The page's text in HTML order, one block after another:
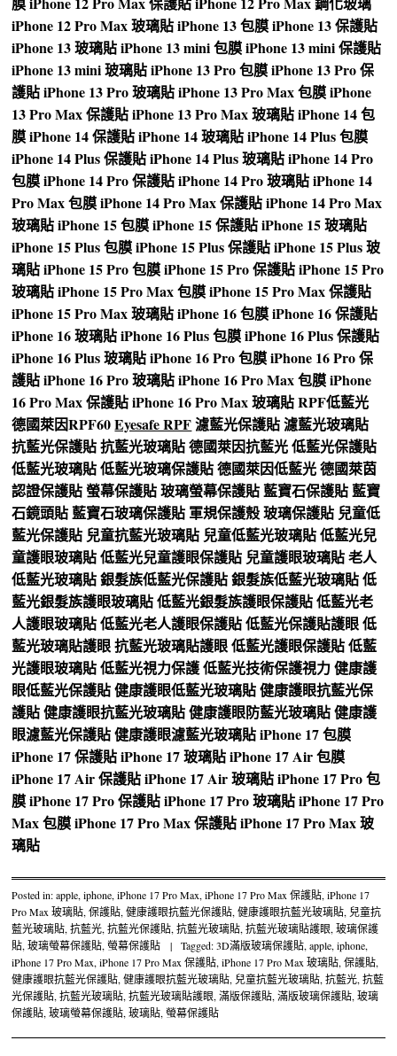
iPhone 12 Pro Max 玻璃貼iPhone 13 包膜iPhone 13 保護貼
iPhone 13 玻璃貼iPhone 13 mini 包膜iPhone 13 mini 保護貼
iPhone 13 mini 玻璃貼iPhone 13 Pro 包膜iPhone 13 Pro 保
護貼iPhone 13 Pro 玻璃貼iPhone 13 Pro Max 包膜iPhone
13 Pro Max 保護貼iPhone 13 Pro Max 玻璃貼iPhone 14 包
膜iPhone 14 保護貼iPhone 14 玻璃貼iPhone 14 Plus 包膜
iPhone 14 Plus 保護貼iPhone 14 Plus 玻璃貼iPhone 14 Pro
包膜iPhone 14 Pro 保護貼iPhone 14 Pro 玻璃貼iPhone 14
Pro Max 包膜iPhone 14 Pro Max 保護貼iPhone 14 Pro Max
玻璃貼iPhone 15 包膜iPhone 15 保護貼iPhone 15 玻璃貼
iPhone 15 Plus 包膜iPhone 15 Plus 保護貼iPhone 15 Plus 玻
璃貼iPhone 15 Pro 包膜iPhone 15 Pro 保護貼iPhone 15 Pro
玻璃貼iPhone 15 Pro Max 包膜iPhone 15 Pro Max 保護貼
iPhone 15 Pro Max 玻璃貼iPhone 16 包膜iPhone 16 保護貼
iPhone 16 玻璃貼iPhone 16 Plus 包膜iPhone 16 Plus 保護貼
iPhone 16 Plus 玻璃貼iPhone 16 Pro 包膜iPhone 16 Pro 保
護貼iPhone 16 Pro 玻璃貼iPhone 16 Pro Max 包膜iPhone
16 Pro Max 保護貼iPhone 16 Pro Max 玻璃貼RPF低藍光
德國萊因RPF60Eyesafe RPF濾藍光保護貼濾藍光玻璃貼
抗藍光保護貼抗藍光玻璃貼德國萊因抗藍光低藍光保護貼
低藍光玻璃貼低藍光玻璃保護貼德國萊因低藍光德國萊茵
認證保護貼螢幕保護貼玻璃螢幕保護貼藍寶石保護貼藍寶
石鏡頭貼藍寶石玻璃保護貼 軍規保護殼玻璃保護貼 兒童低
藍光保護貼 兒童抗藍光玻璃貼 兒童低藍光玻璃貼低藍光兒
童護眼玻璃貼低藍光兒童護眼保護貼 兒童護眼玻璃貼老人
低藍光玻璃貼銀髮族低藍光保護貼銀髮族低藍光玻璃貼低
藍光銀髮族護眼玻璃貼低藍光銀髮族護眼保護貼低藍光老
人護眼玻璃貼低藍光老人護眼保護貼低藍光保護貼護眼低
藍光玻璃貼護眼抗藍光玻璃貼護眼低藍光護眼保護貼低藍
光護眼玻璃貼低藍光視力保護低藍光技術保護視力健康護
眼低藍光保護貼健康護眼低藍光玻璃貼健康護眼抗藍光保
護貼健康護眼抗藍光玻璃貼健康護眼防藍光玻璃貼健康護
眼濾藍光保護貼健康護眼濾藍光玻璃貼iPhone 17 包膜
iPhone 17 保護貼iPhone 17 玻璃貼iPhone 17 Air 包膜
iPhone 17 Air 保護貼iPhone 17 Air 玻璃貼iPhone 17 Pro 包
膜iPhone 17 Pro 保護貼iPhone 17 Pro 玻璃貼iPhone 17 Pro
Max 包膜iPhone 17 Pro Max 保護貼iPhone 17 Pro Max 玻
璃貼
Posted in:apple,iphone,iPhone 17 Pro Max,iPhone 17 Pro Max 保護貼,iPhone 17
Pro Max 玻璃貼,保護貼,健康護眼抗藍光保護貼,健康護眼抗藍光玻璃貼, 兒童抗
藍光玻璃貼,抗藍光,抗藍光保護貼,抗藍光玻璃貼,抗藍光玻璃貼護眼,玻璃保護
貼,玻璃螢幕保護貼,螢幕保護貼 | Tagged:3D滿版玻璃保護貼,apple,iphone,
iPhone 17 Pro Max,iPhone 17 Pro Max 保護貼,iPhone 17 Pro Max 玻璃貼,保護貼,
健康護眼抗藍光保護貼,健康護眼抗藍光玻璃貼, 兒童抗藍光玻璃貼,抗藍光,抗藍
光保護貼,抗藍光玻璃貼,抗藍光玻璃貼護眼,滿版保護貼,滿版玻璃保護貼,玻璃
保護貼,玻璃螢幕保護貼,玻璃貼,螢幕保護貼